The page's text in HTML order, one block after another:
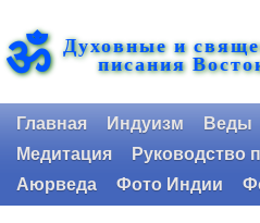
ॐ Духовные и
писания
Главная Индуизм Веды
Медитация
Руководство
Аюрведа
Фото Индии